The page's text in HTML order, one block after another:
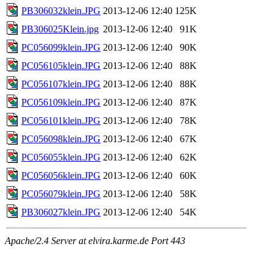
PB306032klein.JPG 2013-12-06 12:40 125K
PB306025Klein.jpg 2013-12-06 12:40
91K
PC056099klein.JPG 2013-12-06 12:40
90K
PC056105klein.JPG 2013-12-06 12:40
88K
PC056107klein.JPG 2013-12-06 12:40
88K
PC056109klein.JPG 2013-12-06 12:40
87K
PC056101klein.JPG 2013-12-06 12:40
78K
PC056098klein.JPG 2013-12-06 12:40
67K
PC056055klein.JPG 2013-12-06 12:40
62K
PC056056klein.JPG 2013-12-06 12:40
60K
PC056079klein.JPG 2013-12-06 12:40
58K
PB306027klein.JPG 2013-12-06 12:40 54K
Apache/2.4 Server at elvira.karme.de Port 443